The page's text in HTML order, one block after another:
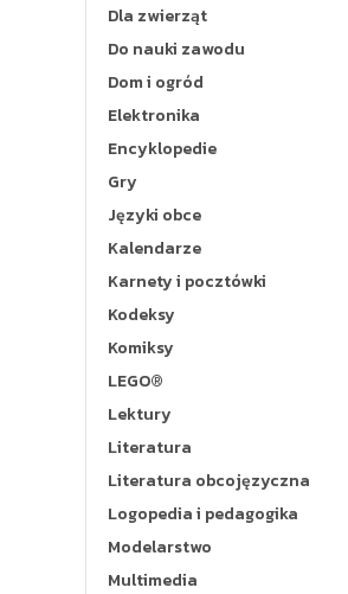
Dla zwierząt
Do nauki zawodu
Dom i ogród
Elektronika
Encyklopedie
Gry
Języki obce
Kalendarze
Karnety i pocztówki
Kodeksy
Komiksy
LEGO®
Lektury
Literatura
Literatura obcojęzyczna
Logopedia i pedagogika
Modelarstwo
Multimedia